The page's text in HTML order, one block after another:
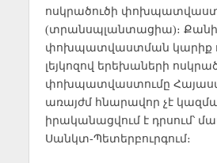
ոսկրածուծի
(տրանսպլանտացիա)։ Քանի
փոխպատվաստման կարիք
լեյկոզով երեխաների
փոխպատվաստումը
առայժմ հնարավոր չէ
իրականացվում է դրսում՝
Սանկտ-Պետերբուրգում։